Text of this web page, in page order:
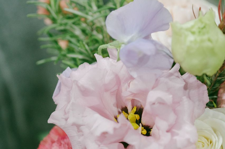
よくある質問
Q. 毎月自動でお花が届くサービスですか？
いいえ、毎月自動でお届けするサービスではありません。好
きな時に好きな花をご注文いただけます。
Q. 配送できないエリアはありますか？
ただいま沖縄・離島エリアへの配送には対応しておりませ
ん。ご了承ください。
Q. 配送日時は指定できますか？
お花をベストなタイミングで発送しているため、お届け日の
指定はできません。受け取り時間帯は、発送後にクロネコヤ
マトのアプリから変更可能です。
Q. 注文後にキャンセルできますか？
ご注文後一定時間内であればキャンセル可能です。